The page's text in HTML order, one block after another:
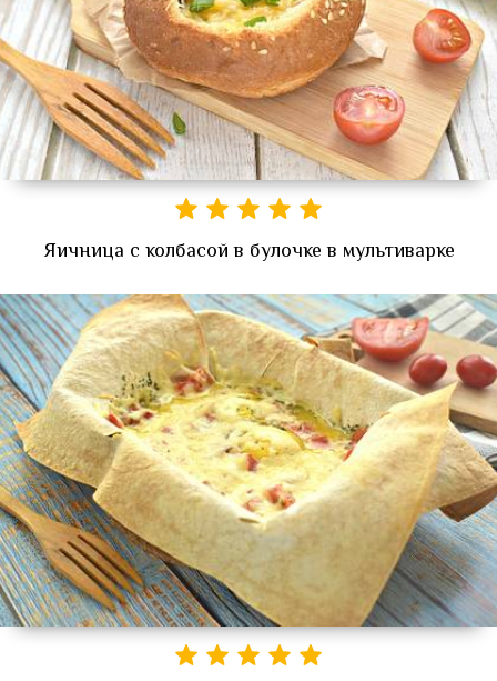
Яичница с колбасой в булочке в мультиварке